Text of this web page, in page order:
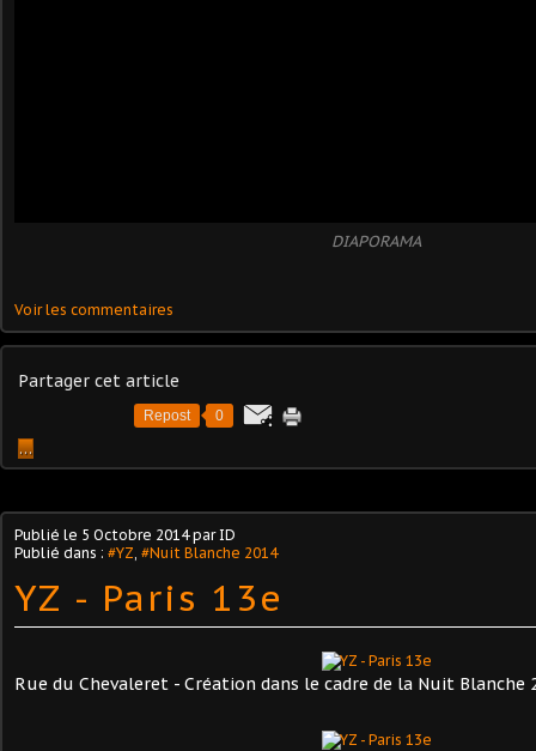
DIAPORAMA
Voir les commentaires
Partager cet article
Repost 0
…
Publié le 5 Octobre 2014par ID
Publié dans : #YZ, #Nuit Blanche 2014
YZ - Paris 13e
Rue du Chevaleret - Création dans le cadre de la Nuit Blanche